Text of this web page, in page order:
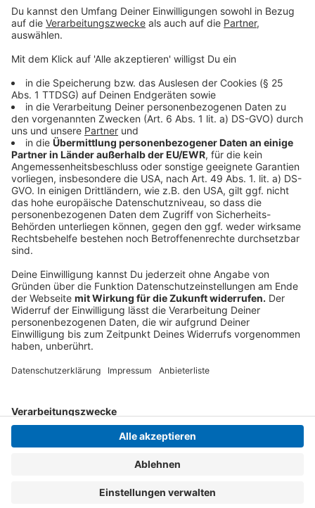
Pyrotechnik sicher
Anzeige
Bei Kontrollen an den Grenzen und in Paketsendungen
stellt der Zoll regelmäßig illegale Pyrotechnik sicher.
Allein im Jahr 2024 wurden mehr als sieben Tonnen
gefährliches Feuerwerk beschlagnahmt. Besonders
problematisch: Teilweise sind CE-Zeichen gefälscht
oder Produkte falsch deklariert.
Der Zoll rät daher dringend, auf Feuerwerk mit
unklarer Herkunftzu verzichten und sich vor dem
Kauf genau zu informieren. Nur so lässt sich Silvester
sicher feiern.
Anzeige